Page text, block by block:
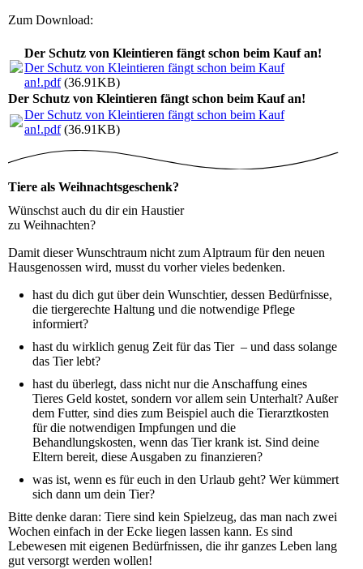
Zum Download:
Der Schutz von Kleintieren fängt schon beim Kauf an!
Der Schutz von Kleintieren fängt schon beim Kauf
an!.pdf(36.91KB)
Der Schutz von Kleintieren fängt schon beim Kauf an!
Der Schutz von Kleintieren fängt schon beim Kauf
an!.pdf(36.91KB)
Tiere als Weihnachtsgeschenk?
Wünschst auch du dir ein Haustier
zu Weihnachten?
Damit dieser Wunschtraum nicht zum Alptraum für den neuen
Hausgenossen wird, musst du vorher vieles bedenken.
hast du dich gut über dein Wunschtier, dessen Bedürfnisse,
die tiergerechte Haltung und die notwendige Pflege
informiert?
hast du wirklich genug Zeit für das Tier – und dass solange
das Tier lebt?
hast du überlegt, dass nicht nur die Anschaffung eines
Tieres Geld kostet, sondern vor allem sein Unterhalt? Außer
dem Futter, sind dies zum Beispiel auch die Tierarztkosten
für die notwendigen Impfungen und die
Behandlungskosten, wenn das Tier krank ist. Sind deine
Eltern bereit, diese Ausgaben zu finanzieren?
was ist, wenn es für euch in den Urlaub geht? Wer kümmert
sich dann um dein Tier?
Bitte denke daran: Tiere sind kein Spielzeug, das man nach zwei
Wochen einfach in der Ecke liegen lassen kann. Es sind
Lebewesen mit eigenen Bedürfnissen, die ihr ganzes Leben lang
gut versorgt werden wollen!